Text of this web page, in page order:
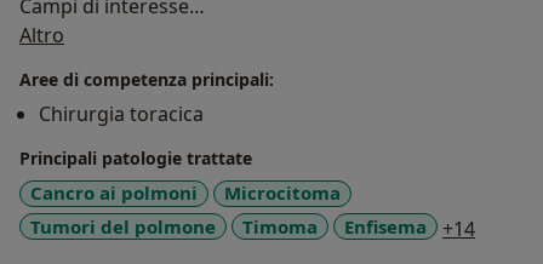
Campi di interesse
invsiva (Videotoracoscopia), endoscopia operativa
delle vie aeree (broncoscopia, trattamenti laser,
stenting endotracheale ed endobronchiale),
diagnostica invasiva nelle patologie polmonari,
trattamento mini-invasivo dell’enfisema polmonare,
trattamento chirurgico dell’ iperidrosi palmare ed
Altro
Aree di competenza principali:
Chirurgia toracica
Principali patologie trattate
Cancro ai polmoni
Microcitoma
Tumori del polmone
Timoma Enfisema +14